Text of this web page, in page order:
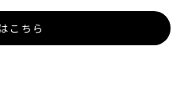
こちら